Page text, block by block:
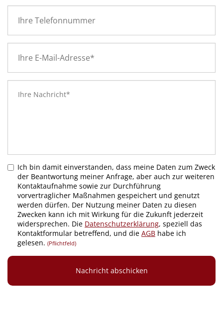
Ich bin damit einverstanden, dass meine Daten zum Zweck
der Beantwortung meiner Anfrage, aber auch zur weiteren
Kontaktaufnahme sowie zur Durchführung
vorvertraglicher Maßnahmen gespeichert und genutzt
werden dürfen. Der Nutzung meiner Daten zu diesen
Zwecken kann ich mit Wirkung für die Zukunft jederzeit
widersprechen. Die Datenschutzerklärung, speziell das
Kontaktformular betreffend, und die AGB habe ich
gelesen. (Pflichtfeld)